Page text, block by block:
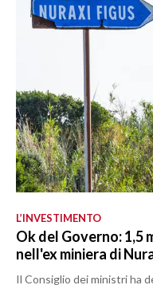
L’INVESTIMENTO
Ok del Governo: 1,5
nell'ex miniera di
Il Consiglio dei ministri ha